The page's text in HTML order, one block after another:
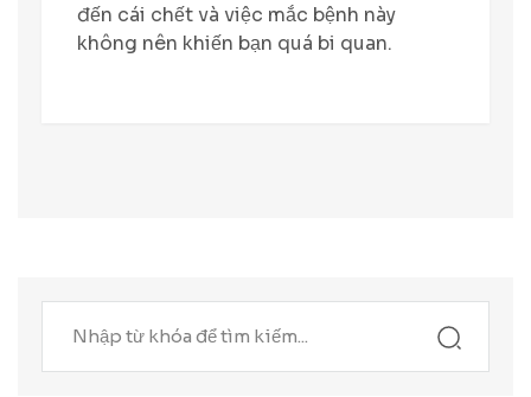
đến cái chết và việc mắc bệnh này
không nên khiến bạn quá bi quan.